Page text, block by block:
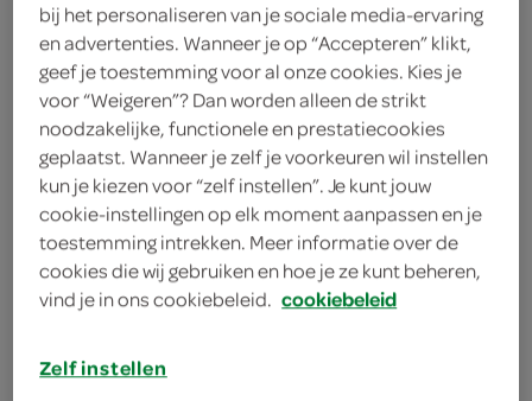
Let op: aanbiedingen zijn niet zichtbaar bij de
producten, maar worden wél automatisch
verwerkt in de winkelmand.
omschrijving
Zoetzure woksaus
bij het personaliseren van je sociale media-ervaring
en advertenties. Wanneer je op “Accepteren” klikt,
geef je toestemming voor al onze cookies. Kies je
voor “Weigeren”? Dan worden alleen de strikt
noodzakelijke, functionele en prestatiecookies
geplaatst. Wanneer je zelf je voorkeuren wil instellen
kun je kiezen voor “zelf instellen”. Je kunt jouw
cookie-instellingen op elk moment aanpassen en je
toestemming intrekken. Meer informatie over de
cookies die wij gebruiken en hoe je ze kunt beheren,
vind je in ons cookiebeleid. cookiebeleid
Zelf instellen